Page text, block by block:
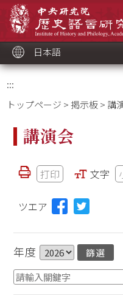
ッ
ク
日本語
:::
トップページ >掲示板> 講
講演会
打印 文字
ツエア
年度